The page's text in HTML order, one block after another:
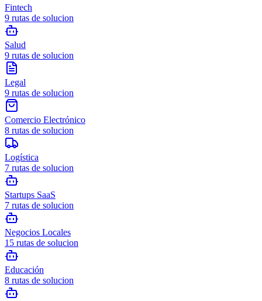
Fintech
9 rutas de solucion
Salud
9 rutas de solucion
Legal
9 rutas de solucion
Comercio Electrónico
8 rutas de solucion
Logística
7 rutas de solucion
Startups SaaS
7 rutas de solucion
Negocios Locales
15 rutas de solucion
Educación
8 rutas de solucion